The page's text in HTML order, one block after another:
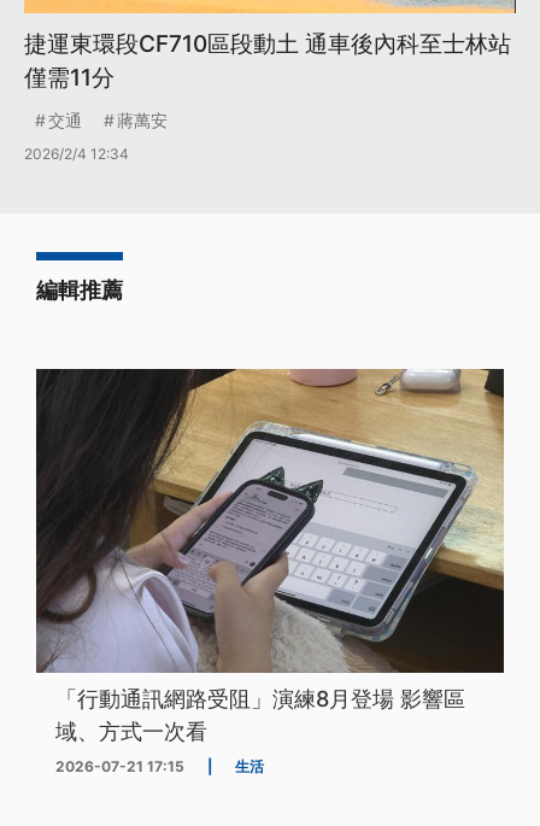
捷運東環段CF710區段動土 通車後內科至士林站
僅需11分
交通 蔣萬安
2026/2/4 12:34
編輯推薦
「行動通訊網路受阻」演練8月登場 影響區
域、方式一次看
2026-07-21 17:15 生活